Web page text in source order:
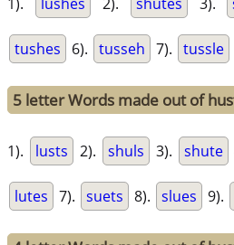
tushes 6). tusseh 7). tussle
5 letter Words made out of
1). lusts 2). shuls 3). shute
lutes 7). suets 8). slues 9).